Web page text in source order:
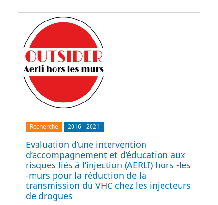
Recherche 2016-2021
Evaluation d’une intervention
d’accompagnement et d’éducation aux
risques liés à l’injection (AERLI) hors -les
-murs pour la réduction de la
transmission du VHC chez les injecteurs
de drogues